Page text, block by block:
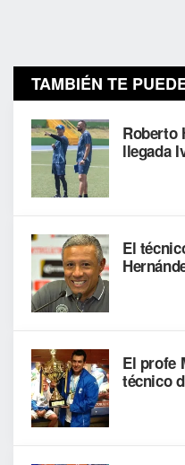
TAMBIÉN TE
Roberto
llegada
El
El profe
técnico